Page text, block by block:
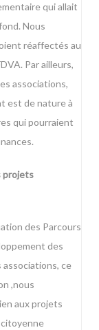
qui allait
Nous
réaffectés au
Par ailleurs,
associations,
est de nature à
qui pourraient
projets
des Parcours
des
ce
,nous
aux projets
citoyenne